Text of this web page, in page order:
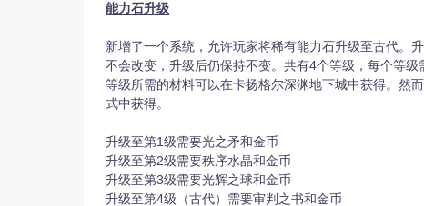
能力石升级
新增了一个系统，允许玩家将稀有能力石升级至古代。
不会改变，升级后仍保持不变。共有4个等级，每个等
等级所需的材料可以在卡扬格尔深渊地下城中获得。然
式中获得。
升级至第1级需要光之矛和金币
升级至第2级需要秩序水晶和金币
升级至第3级需要光辉之球和金币
升级至第4级（古代）需要审判之书和金币